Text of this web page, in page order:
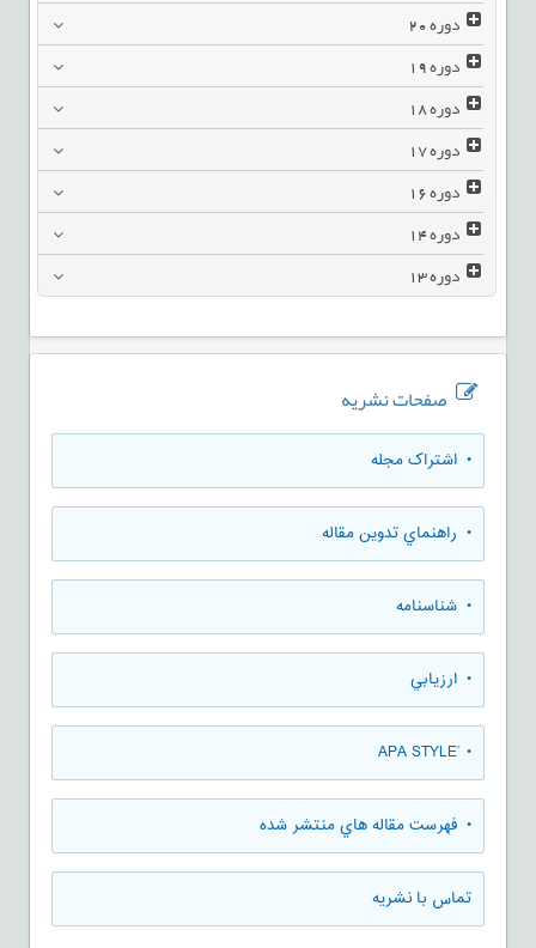
دوره20
دوره19
دوره18
دوره17
دوره16
دوره14
دوره13
صفحات نشریه
• اشتراک مجله
• راهنماي تدوين مقاله
• شناسنامه
• ارزيابي
• َAPA STYLE
• فهرست مقاله هاي منتشر شده
تماس با نشریه